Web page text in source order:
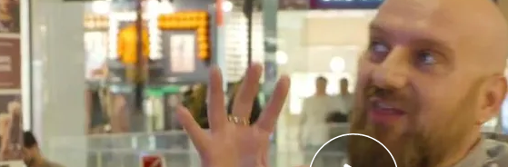
ya participó en 'Lo sabe, no lo sabe'. Por ello, el programa le ha
una segunda oportunidad
ha desvelado que nombre se pondría si fuese drag
"Valentina Piñón"